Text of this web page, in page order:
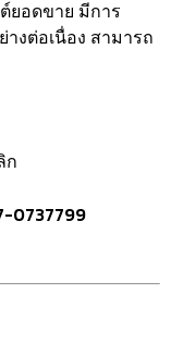
ยอดขาย มีการ
งต่อเนื่อง สามารถ
ก
0737799